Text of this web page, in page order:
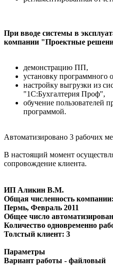
При вводе системы в
компании "Проектные
демонстрацию ПП,
установку программного
настройку выгрузки из
"1С:Бухгалтерия Проф",
обучение пользователей
программой.
Автоматизировано 3 рабочих
В настоящий момент
сопровождение клиента.
ИП Аликин В.М.
Общая численность
Пермь, Февраль 2011
Общее число
Количество одновременно
Толстый клиент: 3
Параметры
Вариант работы - файловый